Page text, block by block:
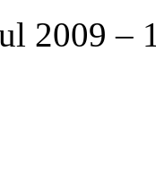
2009 –